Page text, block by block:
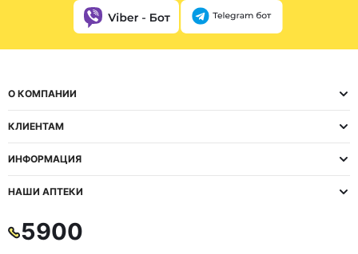
О КОМПАНИИ
КЛИЕНТАМ
ИНФОРМАЦИЯ
НАШИ АПТЕКИ
5900